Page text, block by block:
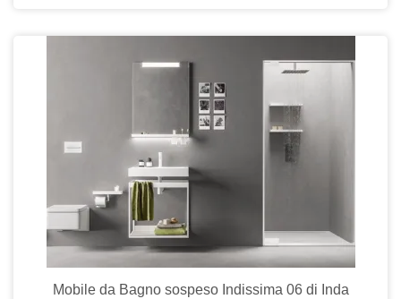
Mobile da Bagno sospeso Indissima 06 di Inda